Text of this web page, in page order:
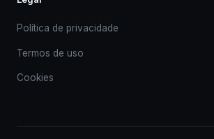
Política de privacidade
Termos de uso
Cookies